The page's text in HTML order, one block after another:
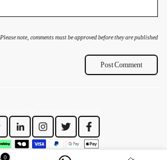
Please note, comments must be approved before they are published
0